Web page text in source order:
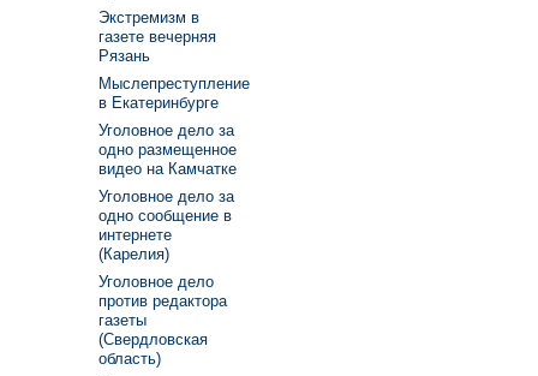
Экстремизм в
газете вечерняя
Рязань
Мыслепреступление
в Екатеринбурге
Уголовное дело за
одно размещенное
видео на Камчатке
Уголовное дело за
одно сообщение в
интернете
(Карелия)
Уголовное дело
против редактора
газеты
(Свердловская
область)